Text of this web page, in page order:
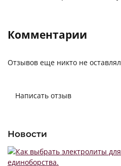
Комментарии
Отзывов еще никто не оставлял
Написать отзыв
Новости